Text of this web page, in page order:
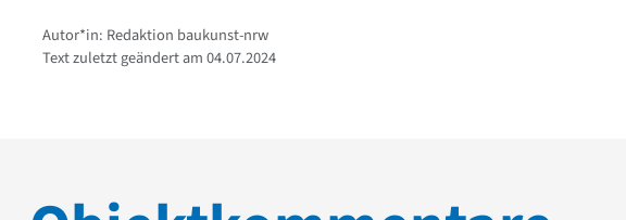
Autor*in: Redaktion baukunst-nrw
Text zuletzt geändert am 04.07.2024